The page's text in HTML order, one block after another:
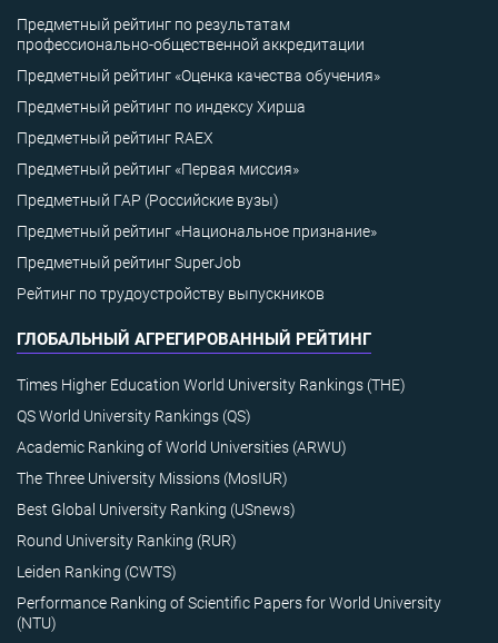
Предметный рейтинг по результатам
профессионально-общественной аккредитации
Предметный рейтинг «Оценка качества обучения»
Предметный рейтинг по индексу Хирша
Предметный рейтинг RAEX
Предметный рейтинг «Первая миссия»
Предметный ГАР (Российские вузы)
Предметный рейтинг «Национальное признание»
Предметный рейтинг SuperJob
Рейтинг по трудоустройству выпускников
ГЛОБАЛЬНЫЙ АГРЕГИРОВАННЫЙ РЕЙТИНГ
Times Higher Education World University Rankings (THE)
QS World University Rankings (QS)
Academic Ranking of World Universities (ARWU)
The Three University Missions (MosIUR)
Best Global University Ranking (USnews)
Round University Ranking (RUR)
Leiden Ranking (CWTS)
Performance Ranking of Scientific Papers for World University
(NTU)